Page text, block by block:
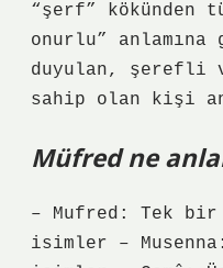
“şerf”
onurlu”
duyulan, şerefli
sahip olan kişi
Müfred ne
– Mufred: Tek bir
isimler –